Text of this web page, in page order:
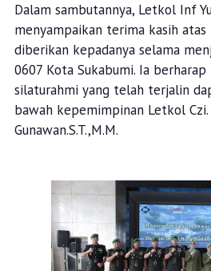
Dalam sambutannya, Letkol Inf
menyampaikan terima kasih atas
diberikan kepadanya selama
0607 Kota Sukabumi. Ia berharap
silaturahmi yang telah terjalin
bawah kepemimpinan Letkol
Gunawan.S.T.,M.M.